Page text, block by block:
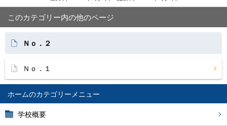
ホーム
学校概要
このカテゴリー内の他のページ
Ｎｏ．２
Ｎｏ．１